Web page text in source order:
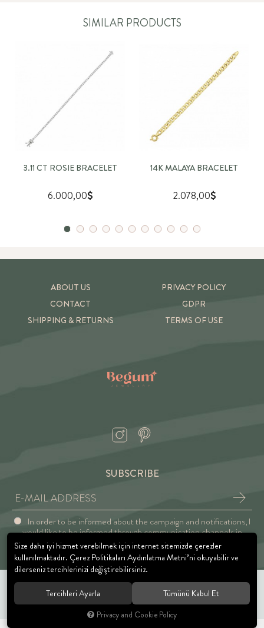
SIMILAR PRODUCTS
3.11 CT ROSIE BRACELET
6.000,00
14K MALAYA BRACELET
2.078,00
ABOUT US
CONTACT
SHIPPING & RETURNS
PRIVACY POLICY
GDPR
TERMS OF USE
SUBSCRIBE
In order to be informed about the campaign and notifications, I
would like to be informed through communication channels in
accordance with the Explicit Consent and Privacy Approval.
© 2021 BEGUM JEWELRY. All rights reserved.
Size daha iyi hizmet verebilmek için internet sitemizde çerezler
kullanılmaktadır. Çerez Politikaları Aydınlatma Metni’ni okuyabilir ve
dilerseniz tercihlerinizi değiştirebilirsiniz.
Tercihleri Ayarla Tümünü Kabul Et
Privacy and Cookie Policy